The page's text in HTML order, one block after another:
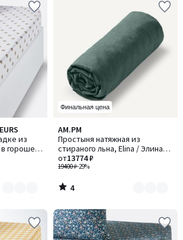
из
горошек,
Финальная цена
AM.PM
Простыня натяжная из
стираного льна, Elina / Элина
для толстых матрасов
19400 ₽-29%
от13774 ₽
4
/
5
Количество
цветов:
8
4
/